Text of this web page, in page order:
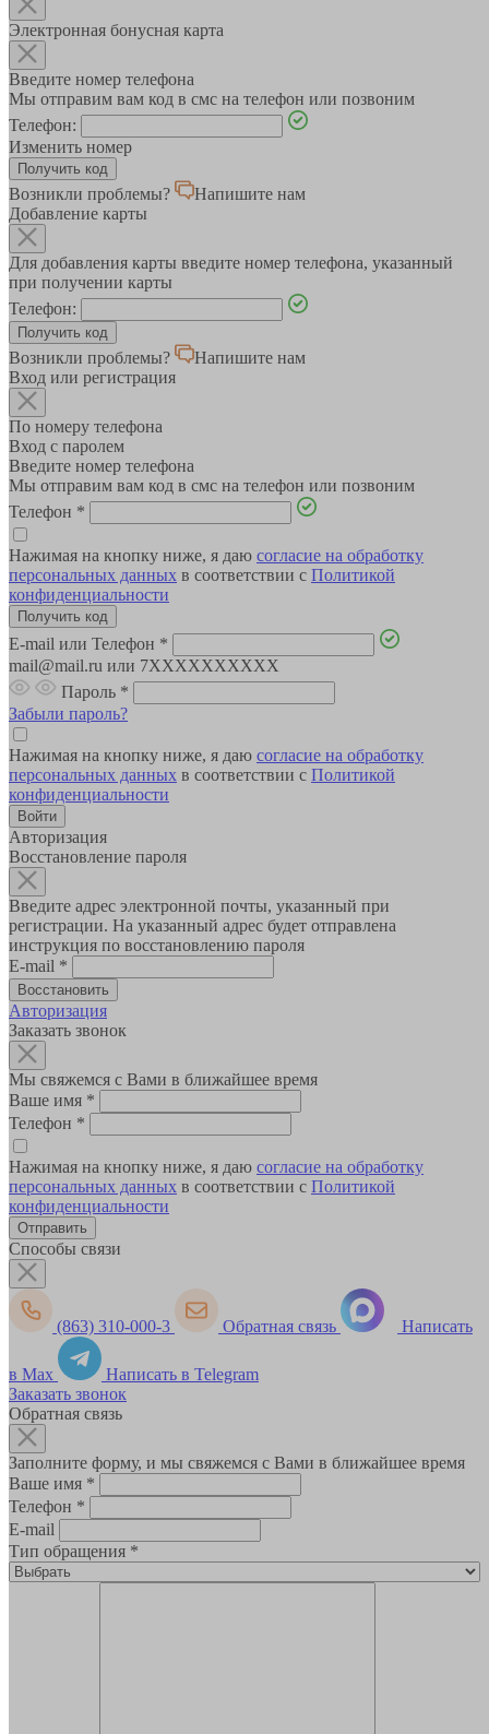
Электронная бонусная карта
Введите номер телефона
Мы отправим вам код в смс на телефон или позвоним
Телефон:
Изменить номер
Возникли проблемы?
Напишите нам
Добавление карты
Для добавления карты введите номер телефона, указанный
при получении карты
Телефон:
Возникли проблемы?
Напишите нам
Вход или регистрация
По номеру телефона
Вход с паролем
Введите номер телефона
Мы отправим вам код в смс на телефон или позвоним
Телефон *
Нажимая на кнопку ниже, я даю согласие на обработку
персональных данных в соответствии с Политикой
конфиденциальности
E-mail или Телефон *
mail@mail.ru или 7XXXXXXXXXX
Пароль *
Забыли пароль?
Нажимая на кнопку ниже, я даю согласие на обработку
персональных данных в соответствии с Политикой
конфиденциальности
Авторизация
Восстановление пароля
Введите адрес электронной почты, указанный при
регистрации. На указанный адрес будет отправлена
инструкция по восстановлению пароля
E-mail *
Авторизация
Заказать звонок
Мы свяжемся с Вами в ближайшее время
Ваше имя *
Телефон *
Нажимая на кнопку ниже, я даю согласие на обработку
персональных данных в соответствии с Политикой
конфиденциальности
Способы связи
(863) 310-000-3 Обратная связь Написать
в Max
Написать в Telegram
Заказать звонок
Обратная связь
Заполните форму, и мы свяжемся с Вами в ближайшее время
Ваше имя *
Телефон *
E-mail
Тип обращения *